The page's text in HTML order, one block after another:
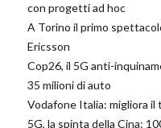
con progetti ad hoc
A Torino il primo
Ericsson
Cop26, il 5G anti-
35 milioni di auto
Vodafone Italia: migliora il
5G, la spinta della Cina: